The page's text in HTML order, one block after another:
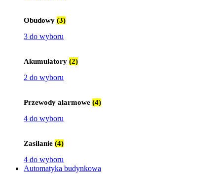
Obudowy (3)
3 do wyboru
Akumulatory (2)
2 do wyboru
Przewody alarmowe (4)
4 do wyboru
Zasilanie (4)
4 do wyboru
Automatyka budynkowa